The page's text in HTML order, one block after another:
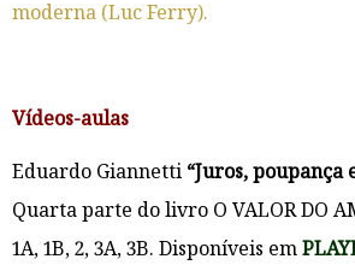
moderna (Luc Ferry).
Vídeos-aulas
Eduardo Giannetti “Juros, poupança
Quarta parte do livro O VALOR DO
1A, 1B, 2, 3A, 3B. Disponíveis em